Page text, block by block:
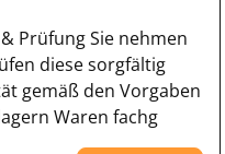
Prüfung Sie nehmen
diese sorgfältig
gemäß den Vorgaben
Waren fachg